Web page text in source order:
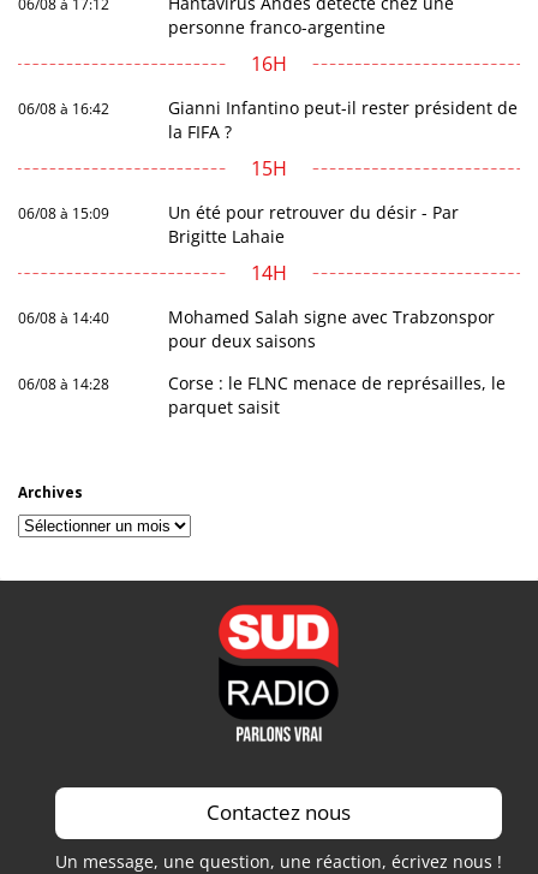
personne franco-argentine
16H
06/08 à 16:42
Gianni Infantino peut-il rester président de
la FIFA ?
15H
06/08 à 15:09
Un été pour retrouver du désir - Par
Brigitte Lahaie
14H
06/08 à 14:40
Mohamed Salah signe avec Trabzonspor
pour deux saisons
06/08 à 14:28
Corse : le FLNC menace de représailles, le
parquet saisit
Archives
Archives
Contactez nous
Un message, une question, une réaction, écrivez nous !